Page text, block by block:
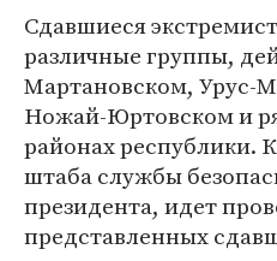
Сдавшиеся
различные группы,
Мартановском, Урус-
Ножай-Юртовском и
районах республики.
штаба службы
президента, идет
представленных